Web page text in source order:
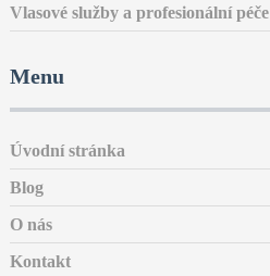
Vlasové služby a profesionální péče
Menu
Úvodní stránka
Blog
O nás
Kontakt